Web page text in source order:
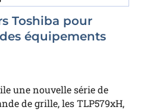
Toshiba pour
équipements
une nouvelle série de
de grille, les TLP579xH,